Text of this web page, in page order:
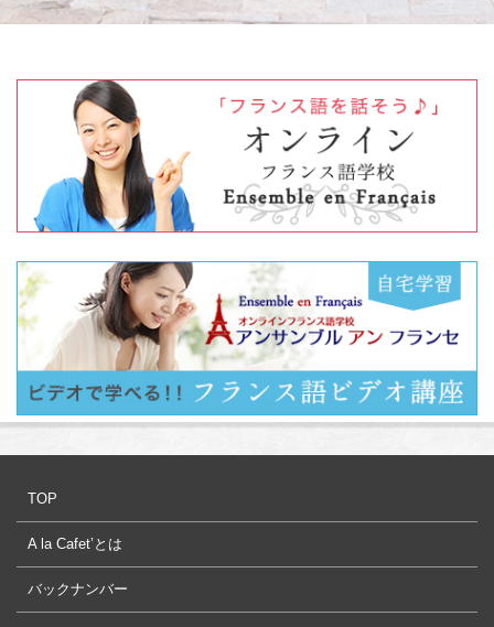
TOP
A la Cafet’とは
バックナンバー